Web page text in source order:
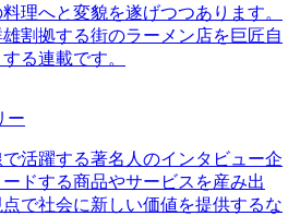
理へと変貌を遂げつつあります。
割拠する街のラーメン店を巨匠自
る連載です。
ー
活躍する著名人のインタビュー企
ドする商品やサービスを産み出
で社会に新しい価値を提供するな